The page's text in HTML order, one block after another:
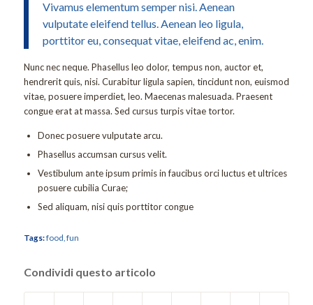
Vivamus elementum semper nisi. Aenean
vulputate eleifend tellus. Aenean leo ligula,
porttitor eu, consequat vitae, eleifend ac, enim.
Nunc nec neque. Phasellus leo dolor, tempus non, auctor et,
hendrerit quis, nisi. Curabitur ligula sapien, tincidunt non, euismod
vitae, posuere imperdiet, leo. Maecenas malesuada. Praesent
congue erat at massa. Sed cursus turpis vitae tortor.
Donec posuere vulputate arcu.
Phasellus accumsan cursus velit.
Vestibulum ante ipsum primis in faucibus orci luctus et ultrices
posuere cubilia Curae;
Sed aliquam, nisi quis porttitor congue
Tags:food fun
Condividi questo articolo